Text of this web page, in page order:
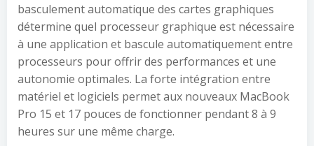
basculement automatique des cartes graphiques
détermine quel processeur graphique est nécessaire
à une application et bascule automatiquement entre
processeurs pour offrir des performances et une
autonomie optimales. La forte intégration entre
matériel et logiciels permet aux nouveaux MacBook
Pro 15 et 17 pouces de fonctionner pendant 8 à 9
heures sur une même charge.